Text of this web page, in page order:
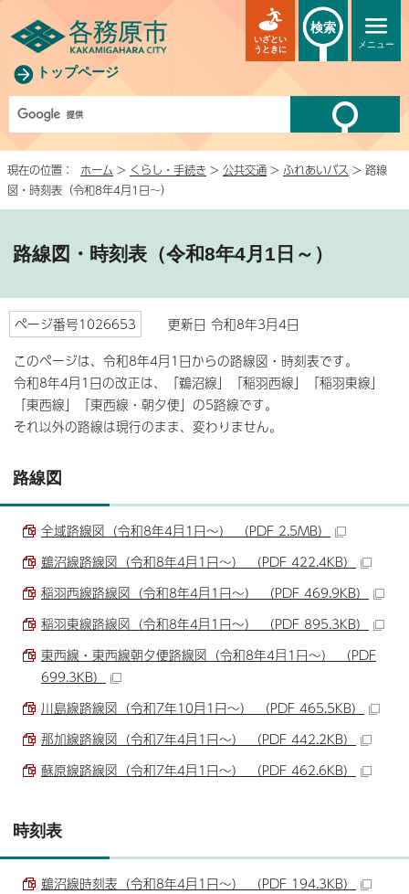
トップページ
メニュー
いざとい
うときに
検索
現在の位置： ホーム > くらし・手続き > 公共交通 > ふれあいバス > 路線
図・時刻表（令和8年4月1日～）
路線図・時刻表（令和8年4月1日～）
ページ番号1026653
更新日 令和8年3月4日
このページは、令和8年4月1日からの路線図・時刻表です。
令和8年4月1日の改正は、「鵜沼線」「稲羽西線」「稲羽東線」
「東西線」「東西線・朝夕便」の5路線です。
それ以外の路線は現行のまま、変わりません。
路線図
全域路線図（令和8年4月1日～） （PDF 2.5MB）
鵜沼線路線図（令和8年4月1日～） （PDF 422.4KB）
稲羽西線路線図（令和8年4月1日～） （PDF 469.9KB）
稲羽東線路線図（令和8年4月1日～） （PDF 895.3KB）
東西線・東西線朝夕便路線図（令和8年4月1日～） （PDF
699.3KB）
川島線路線図（令和7年10月1日～） （PDF 465.5KB）
那加線路線図（令和7年4月1日～） （PDF 442.2KB）
蘇原線路線図（令和7年4月1日～） （PDF 462.6KB）
時刻表
鵜沼線時刻表（令和8年4月1日～） （PDF 194.3KB）